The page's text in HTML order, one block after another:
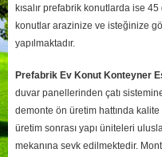
kısalır prefabrik konutlarda ise
konutlar arazinize ve isteğinize
yapılmaktadır.
Prefabrik Ev Konut Konteyner
duvar panellerinden çatı
demonte ön üretim hattında
üretim sonrası yapı üniteleri
mekanına sevk edilmektedir.